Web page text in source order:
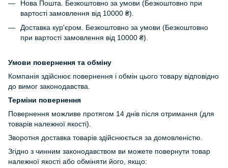
Нова Пошта. Безкоштовно за умови (Безкоштовно при
вартості замовлення від 10000 ₴).
Доставка кур'єром. Безкоштовно за умови (Безкоштовно
при вартості замовлення від 10000 ₴).
Умови повернення та обміну
Компанія здійснює повернення і обмін цього товару відповідно
до вимог законодавства.
Терміни повернення
Повернення можливе протягом 14 днів після отримання (для
товарів належної якості).
Зворотня доставка товарів здійснюється за домовленістю.
Згідно з чинним законодавством ви можете повернути товар
належної якості або обміняти його, якщо: